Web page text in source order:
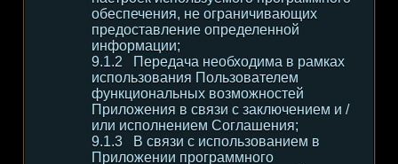
обеспечения, не ограничивающих
предоставление определенной
информации;
Передача необходима в рамках
использования Пользователем
функциональных возможностей
Приложения в связи с заключением и /
или исполнением Соглашения;
В связи с использованием в
Приложении программного